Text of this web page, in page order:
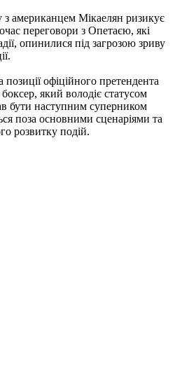
з американцем Мікаелян ризикує
переговори з Опетаєю, які
опинилися під загрозою зриву
офіційного претендента
який володіє статусом
бути наступним суперником
поза основними сценаріями та
розвитку подій.